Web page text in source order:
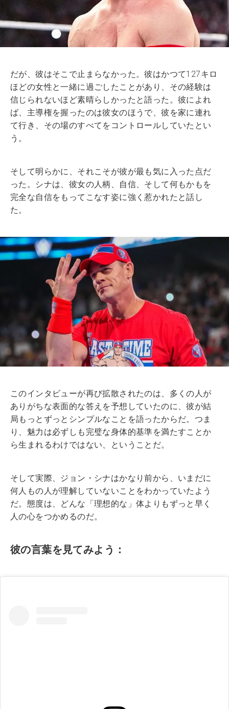
だが、彼はそこで止まらなかった。彼はかつて127キロ
ほどの女性と一緒に過ごしたことがあり、その経験は
信じられないほど素晴らしかったと語った。彼によれ
ば、主導権を握ったのは彼女のほうで、彼を家に連れ
て行き、その場のすべてをコントロールしていたとい
う。
そして明らかに、それこそが彼が最も気に入った点だ
った。シナは、彼女の人柄、自信、そして何もかもを
完全な自信をもってこなす姿に強く惹かれたと話し
た。
このインタビューが再び拡散されたのは、多くの人が
ありがちな表面的な答えを予想していたのに、彼が結
局もっとずっとシンプルなことを語ったからだ。つま
り、魅力は必ずしも完璧な身体的基準を満たすことか
ら生まれるわけではない、ということだ。
そして実際、ジョン・シナはかなり前から、いまだに
何人もの人が理解していないことをわかっていたよう
だ。態度は、どんな「理想的な」体よりもずっと早く
人の心をつかめるのだ。
彼の言葉を見てみよう：